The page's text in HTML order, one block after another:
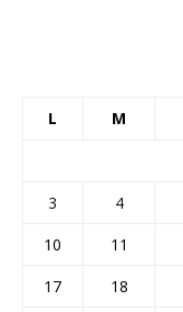
L M
3
4
10
11
17
18